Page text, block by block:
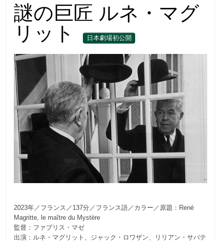
謎の巨匠 ルネ・マグ
リット
日本劇場初公開
2023年／フランス／137分／フランス語／カラー／原題：René
Magritte, le maître du Mystère
監督：ファブリス・マゼ
出演：ルネ・マグリット、ジャック・ロワザン、リリアン・サバテ